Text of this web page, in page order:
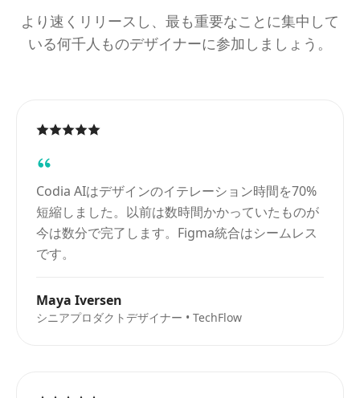
より速くリリースし、最も重要なことに集中して
いる何千人ものデザイナーに参加しましょう。
Codia AIはデザインのイテレーション時間を70%
短縮しました。以前は数時間かかっていたものが
今は数分で完了します。Figma統合はシームレス
です。
Maya Iversen
シニアプロダクトデザイナー • TechFlow